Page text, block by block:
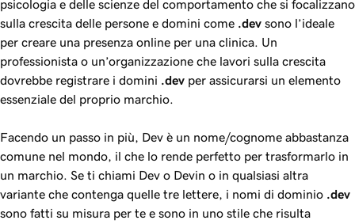
psicologia e delle scienze del comportamento che si focalizzano
sulla crescita delle persone e domini come .dev sono l’ideale
per creare una presenza online per una clinica. Un
professionista o un’organizzazione che lavori sulla crescita
dovrebbe registrare i domini .dev per assicurarsi un elemento
essenziale del proprio marchio.
Facendo un passo in più, Dev è un nome/cognome abbastanza
comune nel mondo, il che lo rende perfetto per trasformarlo in
un marchio. Se ti chiami Dev o Devin o in qualsiasi altra
variante che contenga quelle tre lettere, i nomi di dominio .dev
sono fatti su misura per te e sono in uno stile che risulta